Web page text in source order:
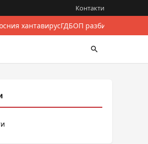
Контакти
хантавирусГДБОП разби